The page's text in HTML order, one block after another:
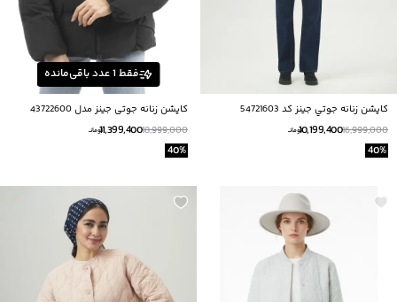
كاپشن زنانه جوتي جينز كد 54721603
16,999,000
10,199,400تومانــ
40%
فقط 1عدد باقی‌مانده
کاپشن زنانه جوتی جینز مدل 43722600
18,999,000
11,399,400تومانــ
40%